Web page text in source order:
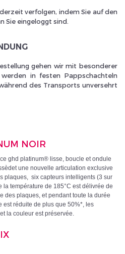
verfolgen, indem Sie auf den
Sie eingeloggt sind.
gehen wir mit besonderer
in festen Pappschachteln
des Transports unversehrt
NOIR
ghd platinum® lisse, boucle et ondule
une nouvelle articulation exclusive
plaques,
six capteurs intelligents (3 sur
la température de 185°C est délivrée de
des plaques, et pendant toute la durée
est réduite de plus que 50%*, les
la couleur est préservée.